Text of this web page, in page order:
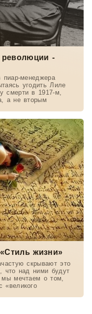
революции -
пиар-менеджера
угодить Лиле
смерти в 1917-м,
а не вторым
жизни»
скрывают это
что над ними будут
мы мечтаем о том,
«великого